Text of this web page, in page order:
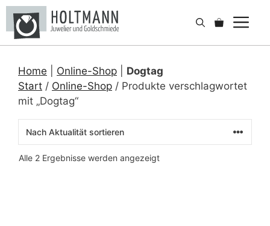
Zum
Inhalt
springen
Home Online-Shop
Dogtag
Start / Online-Shop / Produkte verschlagwortet
mit „Dogtag“
Alle 2 Ergebnisse werden angezeigtNach